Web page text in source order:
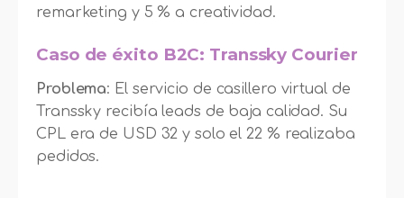
remarketing y 5 % a creatividad.
Caso de éxito B2C: Transsky Courier
Problema: El servicio de casillero virtual de
Transsky recibía leads de baja calidad. Su
CPL era de USD 32 y solo el 22 % realizaba
pedidos.